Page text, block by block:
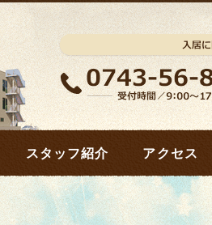
スタッフ紹介 アクセス